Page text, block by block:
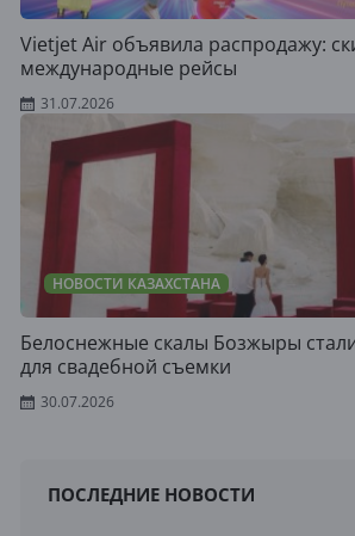
Vietjet Air объявила распродажу:
международные рейсы
31.07.2026
НОВОСТИ КАЗАХСТАНА
Белоснежные скалы Бозжыры
для свадебной съемки
30.07.2026
ПОСЛЕДНИЕ НОВОСТИ